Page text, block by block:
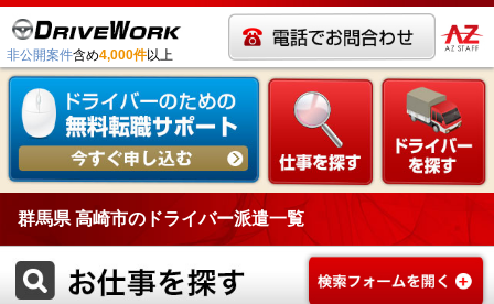
非公開案件含め4,000件以上
群馬県 高崎市のドライバー派遣一覧